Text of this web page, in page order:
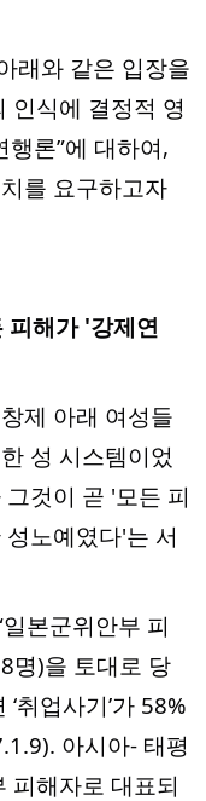
래와 같은 입장을
인식에 결정적 영
행론”에 대하여,
를 요구하고자
피해가 '강제연
제 아래 여성들
성 시스템이었
것이 곧 '모든 피
노예였다'는 서
본군위안부 피
명)을 토대로 당
취업사기’가 58%
아시아- 태평
피해자로 대표되